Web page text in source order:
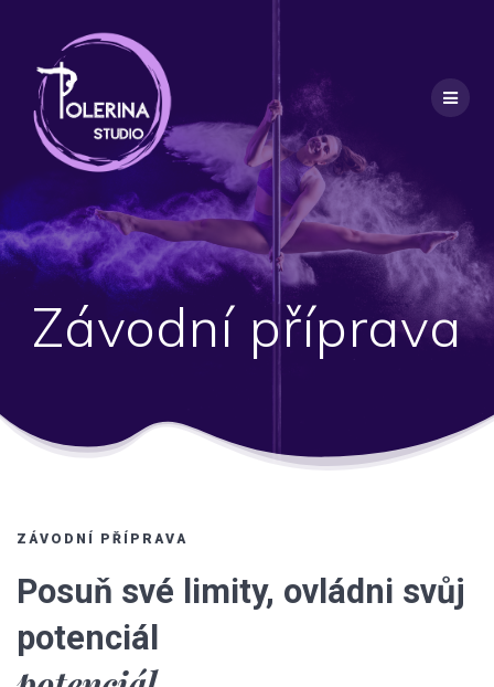
Závodní příprava
ZÁVODNÍ PŘÍPRAVA
Posuň své limity, ovládni svůj
potenciál